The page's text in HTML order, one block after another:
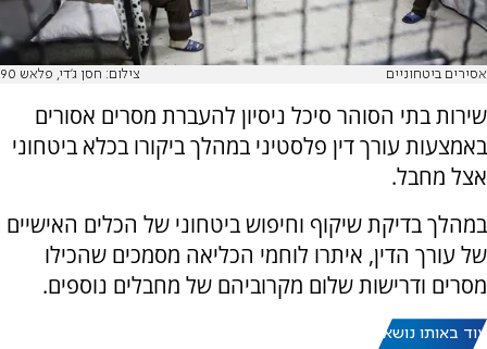
אסירים ביטחוניים צילום: חסן ג'די, פלאש 90
שירות בתי הסוהר סיכל ניסיון להעברת מסרים אסורים
באמצעות עורך דין פלסטיני במהלך ביקורו בכלא ביטחוני
אצל מחבל.
במהלך בדיקת שיקוף וחיפוש ביטחוני של הכלים האישיים
של עורך הדין, איתרו לוחמי הכליאה מסמכים שהכילו
מסרים ודרישות שלום מקרוביהם של מחבלים נוספים.
עוד באותו נושא: